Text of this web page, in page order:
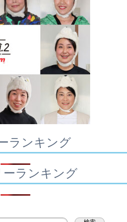
ランキング
ーランキング